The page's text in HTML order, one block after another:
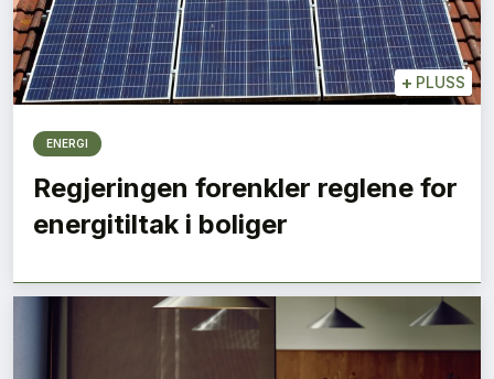
+ PLUSS
ENERGI
Regjeringen forenkler reglene for
energitiltak i boliger